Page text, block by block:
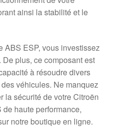
ainsi la stabilité et le
ABS ESP, vous investissez
plus, ce composant est
à résoudre divers
véhicules. Ne manquez
la sécurité de votre Citroën
haute performance,
notre boutique en ligne.